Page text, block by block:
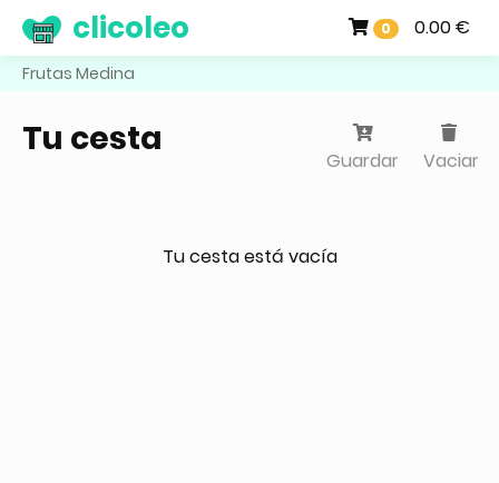
0 0.00 €
clicoleo
Frutas Medina
Tu cesta
Guardar Vaciar
Tu cesta está vacía